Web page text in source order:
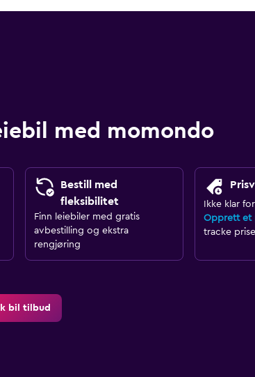
med momondo
Bestill med
fleksibilitet
Finn leiebiler med gratis
avbestilling og ekstra
rengjøring
Ikke klar
Opprett et
tracke
bil tilbud